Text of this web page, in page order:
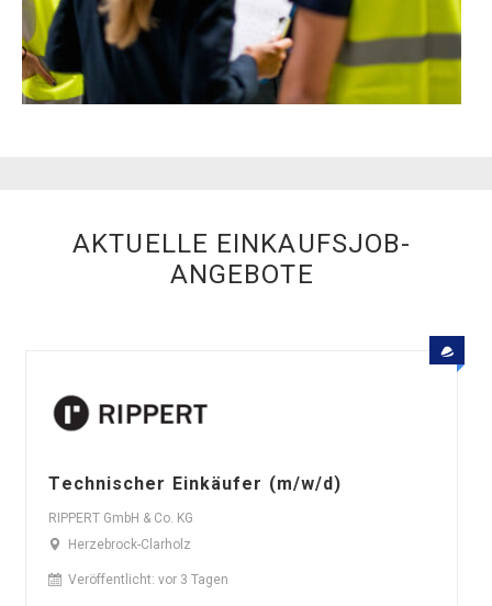
AKTUELLE EINKAUFSJOB-
ANGEBOTE
Technischer Einkäufer (m/w/d)
RIPPERT GmbH & Co. KG
Herzebrock-Clarholz
Veröffentlicht: vor 3 Tagen